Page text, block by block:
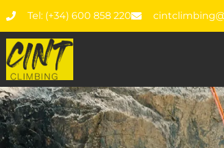
Tel: (+34) 600 858 220